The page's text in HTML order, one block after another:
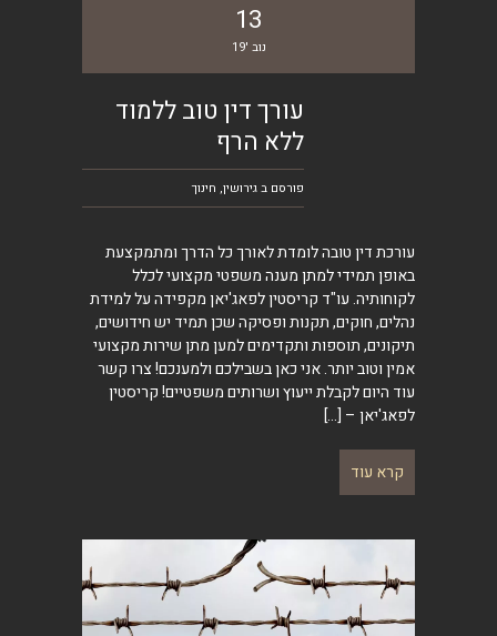
13
נוב '19
עורך דין טוב ללמוד
ללא הרף
פורסם בגירושין, חינוך
עורכת דין טובה לומדת לאורך כל הדרך ומתמקצעת
באופן תמידי למתן מענה משפטי מקצועי לכלל
לקוחותיה. עו"ד קריסטין לפאג'יאן מקפידה על למידת
נהלים, חוקים, תקנות ופסיקה שכן תמיד יש חידושים,
תיקונים, תוספות ותקדימים למען מתן שירות מקצועי
אמין וטוב יותר. אני כאן בשבילכם ולמענכם! צרו קשר
עוד היום לקבלת ייעוץ ושרותים משפטיים! קריסטין
לפאג'יאן – […]
קרא עוד